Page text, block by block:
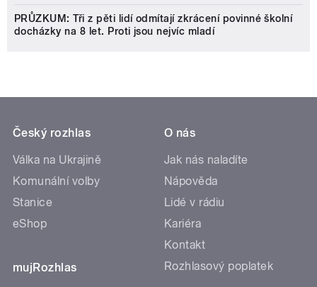
PRŮZKUM: Tři z pěti lidí odmítají zkrácení povinné školní
docházky na 8 let. Proti jsou nejvíc mladí
Český rozhlas
Válka na Ukrajině
Komunální volby
Stanice
eShop
mujRozhlas
O nás
Jak nás naladíte
Nápověda
Lidé v rádiu
Kariéra
Kontakt
Rozhlasový poplatek